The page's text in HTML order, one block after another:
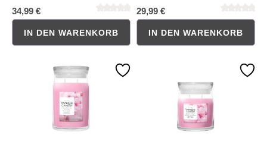
34,99 €
IN DEN WARENKORB
29,99 €
IN DEN WARENKORB